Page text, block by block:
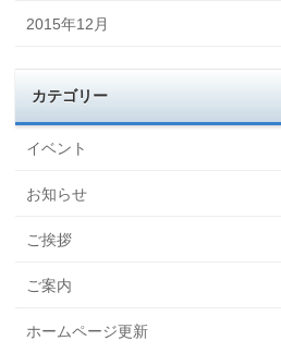
2015年12月
カテゴリー
イベント
お知らせ
ご挨拶
ご案内
ホームページ更新